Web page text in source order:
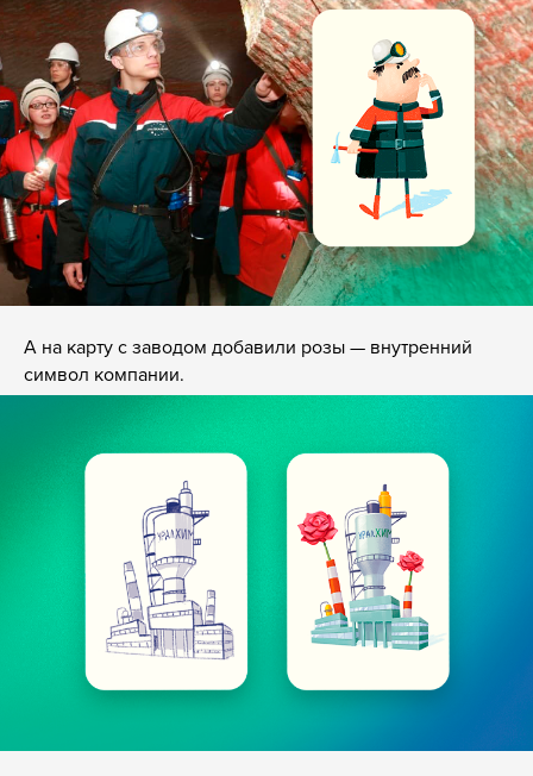
А на карту с заводом добавили розы — внутренний
символ компании.